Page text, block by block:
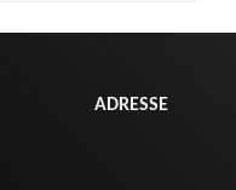
ADRESSE